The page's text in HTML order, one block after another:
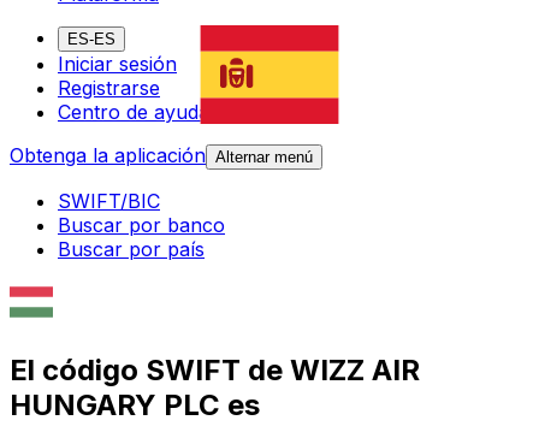
ES-ES
Iniciar sesión
Registrarse
Centro de ayuda
Obtenga la aplicación Alternar menú
SWIFT/BIC
Buscar por banco
Buscar por país
El código SWIFT de WIZZ AIR
HUNGARY PLC es